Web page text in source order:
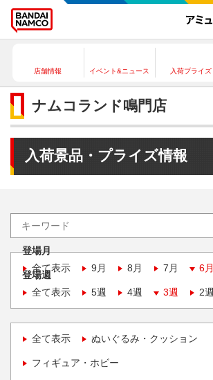
店舗情報 イベント&ニュース 入荷プライズ
ナムコランド鳴門店
入荷景品・プライズ情報
登場月
全て表示
9月 8月 7月 6月
登場週
全て表示
5週 4週 3週 2週
全て表示 ぬいぐるみ・クッション
フィギュア・ホビー